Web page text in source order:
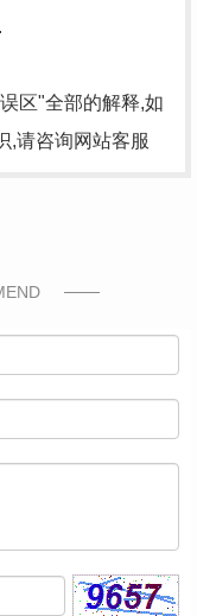
区"全部的解释,如
,请咨询网站客服